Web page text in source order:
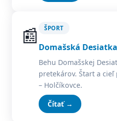
📰 ŠPORT
Domašská
Behu Domašskej
pretekárov. Štart a cieľ
– Holčíkovce.
Čítať →